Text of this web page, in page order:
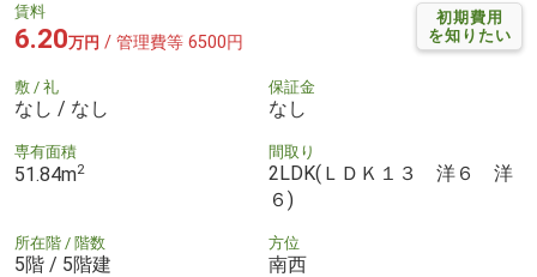
初期費用
を知りたい
賃料
6.20万円 / 管理費等 6500円
敷 / 礼
なし / なし
保証金
なし
専有面積
51.84m2
間取り
2LDK(ＬＤＫ１３ 洋６ 洋
６)
所在階 / 階数
5階 / 5階建
方位
南西